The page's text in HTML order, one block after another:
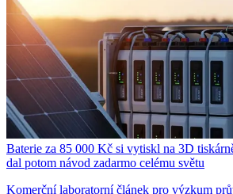
Baterie za 85 000 Kč si vytiskl na 3D
dal potom návod zadarmo celému světu
Komerční laboratorní článek pro výzkum